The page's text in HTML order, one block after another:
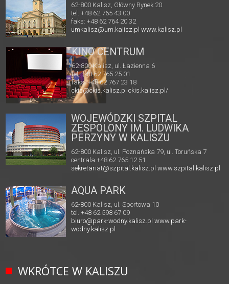
62-800 Kalisz, Główny Rynek 20
tel. +48 62 765 43 00
faks: +48 62 764 20 32
umkalisz@um.kalisz.plwww.kalisz.pl
KINO CENTRUM
62-800 Kalisz, ul. Łazienna 6
tel. +48 62 765 25 01
faks. +48 62 767 23 18
ckis@ckis.kalisz.pl ckis.kalisz.pl/
WOJEWÓDZKI SZPITAL
ZESPOLONY IM. LUDWIKA
PERZYNY W KALISZU
62-800 Kalisz, ul. Poznańska 79, ul. Toruńska 7
centrala +48 62 765 12 51
sekretariat@szpital.kalisz.pl www.szpital.kalisz.pl
AQUA PARK
62-800 Kalisz, ul. Sportowa 10
tel. +48 62 598 67 09
biuro@park-wodny.kalisz.pl www.park-
wodny.kalisz.pl
WKRÓTCE W KALISZU